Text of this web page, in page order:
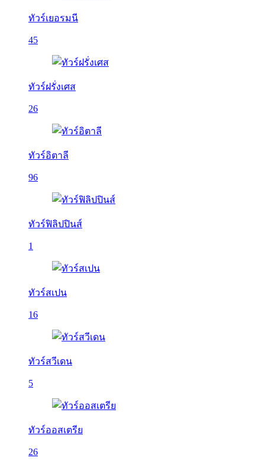
ทัวร์เยอรมนี
45
ทัวร์ฝรั่งเศส
26
ทัวร์อิตาลี
96
ทัวร์ฟิลิปปินส์
1
ทัวร์สเปน
16
ทัวร์สวีเดน
5
ทัวร์ออสเตรีย
26